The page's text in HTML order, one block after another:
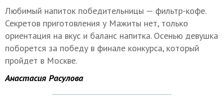
Любимый напиток победительницы — фильтр-кофе.
Секретов приготовления у Мажиты нет, только
ориентация на вкус и баланс напитка. Осенью девушка
поборется за победу в финале конкурса, который
пройдет в Москве.
Анастасия Расулова